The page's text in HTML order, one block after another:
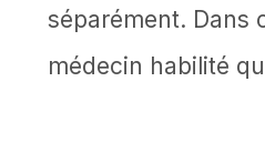
séparément. Dans
médecin habilité